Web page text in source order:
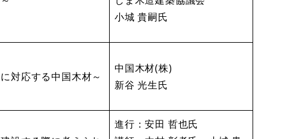
小城 貴嗣氏
対応する中国木材～
中国木材(株)
新谷 光生氏
進行：安田 哲也氏